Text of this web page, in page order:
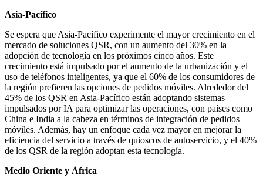
Asia-Pacífico
Se espera que Asia-Pacífico experimente el mayor crecimiento en el
mercado de soluciones QSR, con un aumento del 30% en la
adopción de tecnología en los próximos cinco años. Este
crecimiento está impulsado por el aumento de la urbanización y el
uso de teléfonos inteligentes, ya que el 60% de los consumidores de
la región prefieren las opciones de pedidos móviles. Alrededor del
45% de los QSR en Asia-Pacífico están adoptando sistemas
impulsados ​​por IA para optimizar las operaciones, con países como
China e India a la cabeza en términos de integración de pedidos
móviles. Además, hay un enfoque cada vez mayor en mejorar la
eficiencia del servicio a través de quioscos de autoservicio, y el 40%
de los QSR de la región adoptan esta tecnología.
Medio Oriente y África